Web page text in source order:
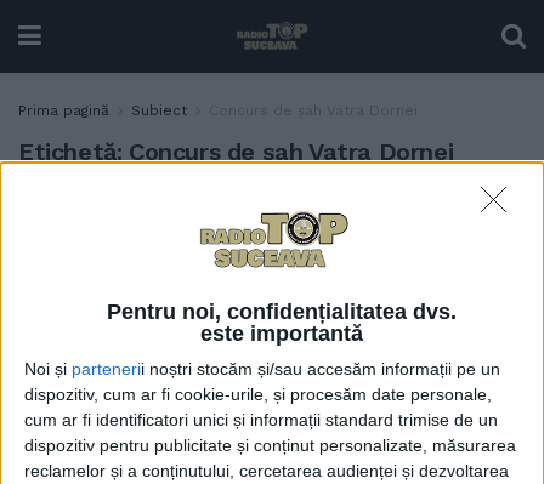
Pentru noi, confidențialitatea dvs.
este importantă
Noi și partenerii noștri stocăm și/sau accesăm informații pe un
dispozitiv, cum ar fi cookie-urile, și procesăm date personale,
cum ar fi identificatori unici și informații standard trimise de un
dispozitiv pentru publicitate și conținut personalizate, măsurarea
reclamelor și a conținutului, cercetarea audienței și dezvoltarea
Prima pagină Subiect Concurs de șah Vatra Dornei
Etichetă: Concurs de șah Vatra Dornei
Concurs de șah la Vatra
Dornei. Primarul Marius
Rîpan: ”Acest eveniment
2 MAI, 2025